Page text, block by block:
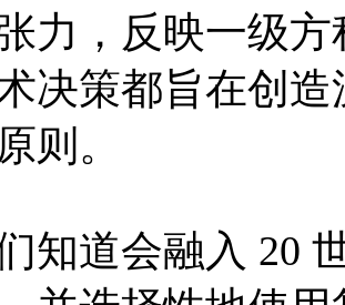
力，反映一级
决策都旨在创
则。
知道会融入 20